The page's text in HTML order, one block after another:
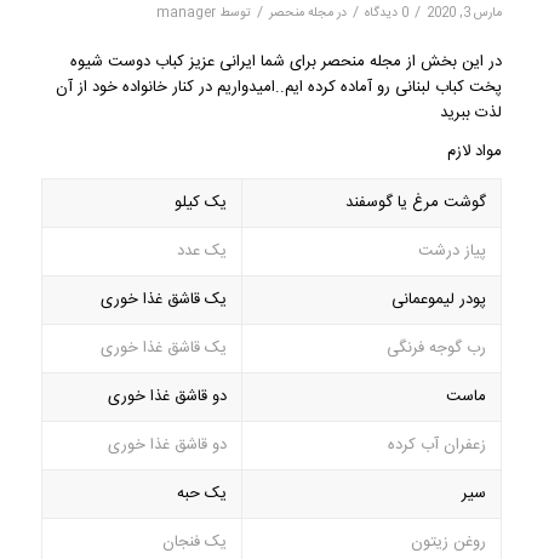
مارس 3, 2020 / 0 دیدگاه / درمجله منحصر / توسط manager
در این بخش از مجله منحصربرای شما ایرانی عزیز کباب دوست شیوه
پخت کباب لبنانی رو آماده کرده ایم..امیدواریم در کنار خانواده خود از آن
لذت ببرید
مواد لازم
گوشت مرغ یا گوسفند
یک کیلو
پیاز درشت
یک عدد
پودر لیموعمانی
یک قاشق غذا خوری
رب گوجه فرنگی
یک قاشق غذا خوری
ماست
دو قاشق غذا خوری
زعفران آب کرده
دو قاشق غذا خوری
سیر
یک حبه
روغن زیتون
یک فنجان